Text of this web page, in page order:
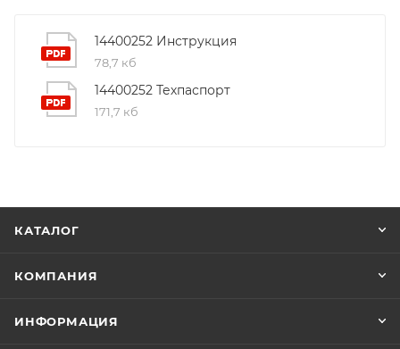
14400252 Инструкция
78,7 кб
14400252 Техпаспорт
171,7 кб
КАТАЛОГ
КОМПАНИЯ
ИНФОРМАЦИЯ